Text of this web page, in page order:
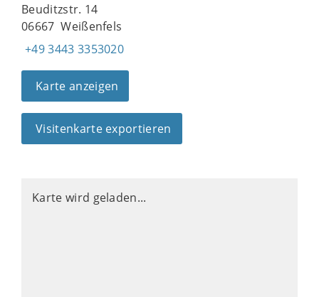
Beuditzstr. 14
06667 Weißenfels
+49 3443 3353020
Karte anzeigen
Visitenkarte exportieren
Karte wird geladen...